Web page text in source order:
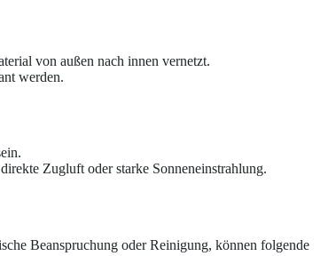
von außen nach innen vernetzt.
werden.
Zugluft oder starke Sonneneinstrahlung.
Beanspruchung oder Reinigung, können folgende